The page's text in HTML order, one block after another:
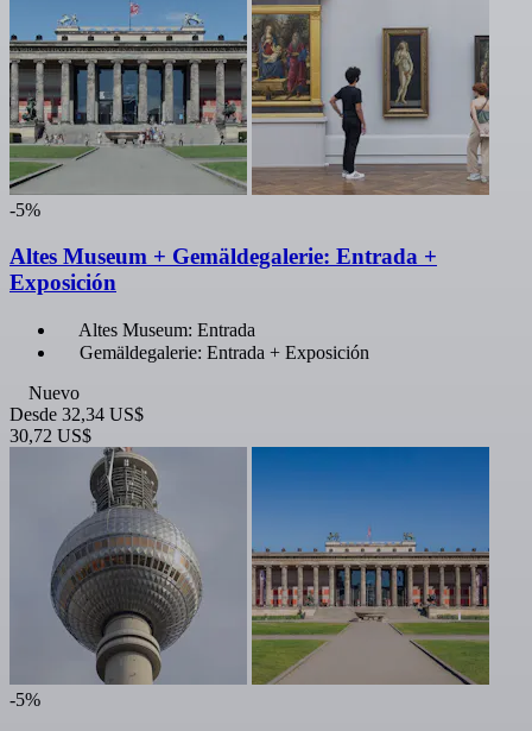
-5%
Altes Museum + Gemäldegalerie: Entrada +
Exposición
Altes Museum: Entrada
Gemäldegalerie: Entrada + Exposición
Nuevo
Desde 32,34 US$
30,72 US$
-5%